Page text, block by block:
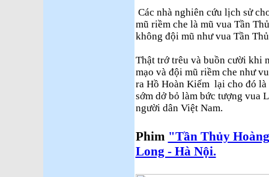
Các nhà nghiên cứu lịch sử
mũ riềm che là mũ vua Tần
không đội mũ như vua Tần
Thật trớ trêu và buồn cười khi
mạo và đội mũ riềm che như
ra Hồ Hoàn Kiếm lại cho đó
sớm dở bỏ làm bức tượng vua
người dân Việt Nam.
Phim "Tần Thủy
Long - Hà Nội.